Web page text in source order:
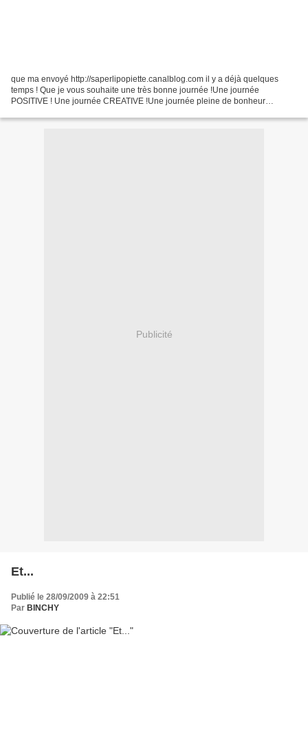
que ma envoyé http://saperlipopiette.canalblog.com il y a déjà quelques
temps ! Que je vous souhaite une très bonne journée !Une journée
POSITIVE ! Une journée CREATIVE !Une journée pleine de bonheur
Publicité
Et...
Publié le 28/09/2009 à 22:51
Par BINCHY